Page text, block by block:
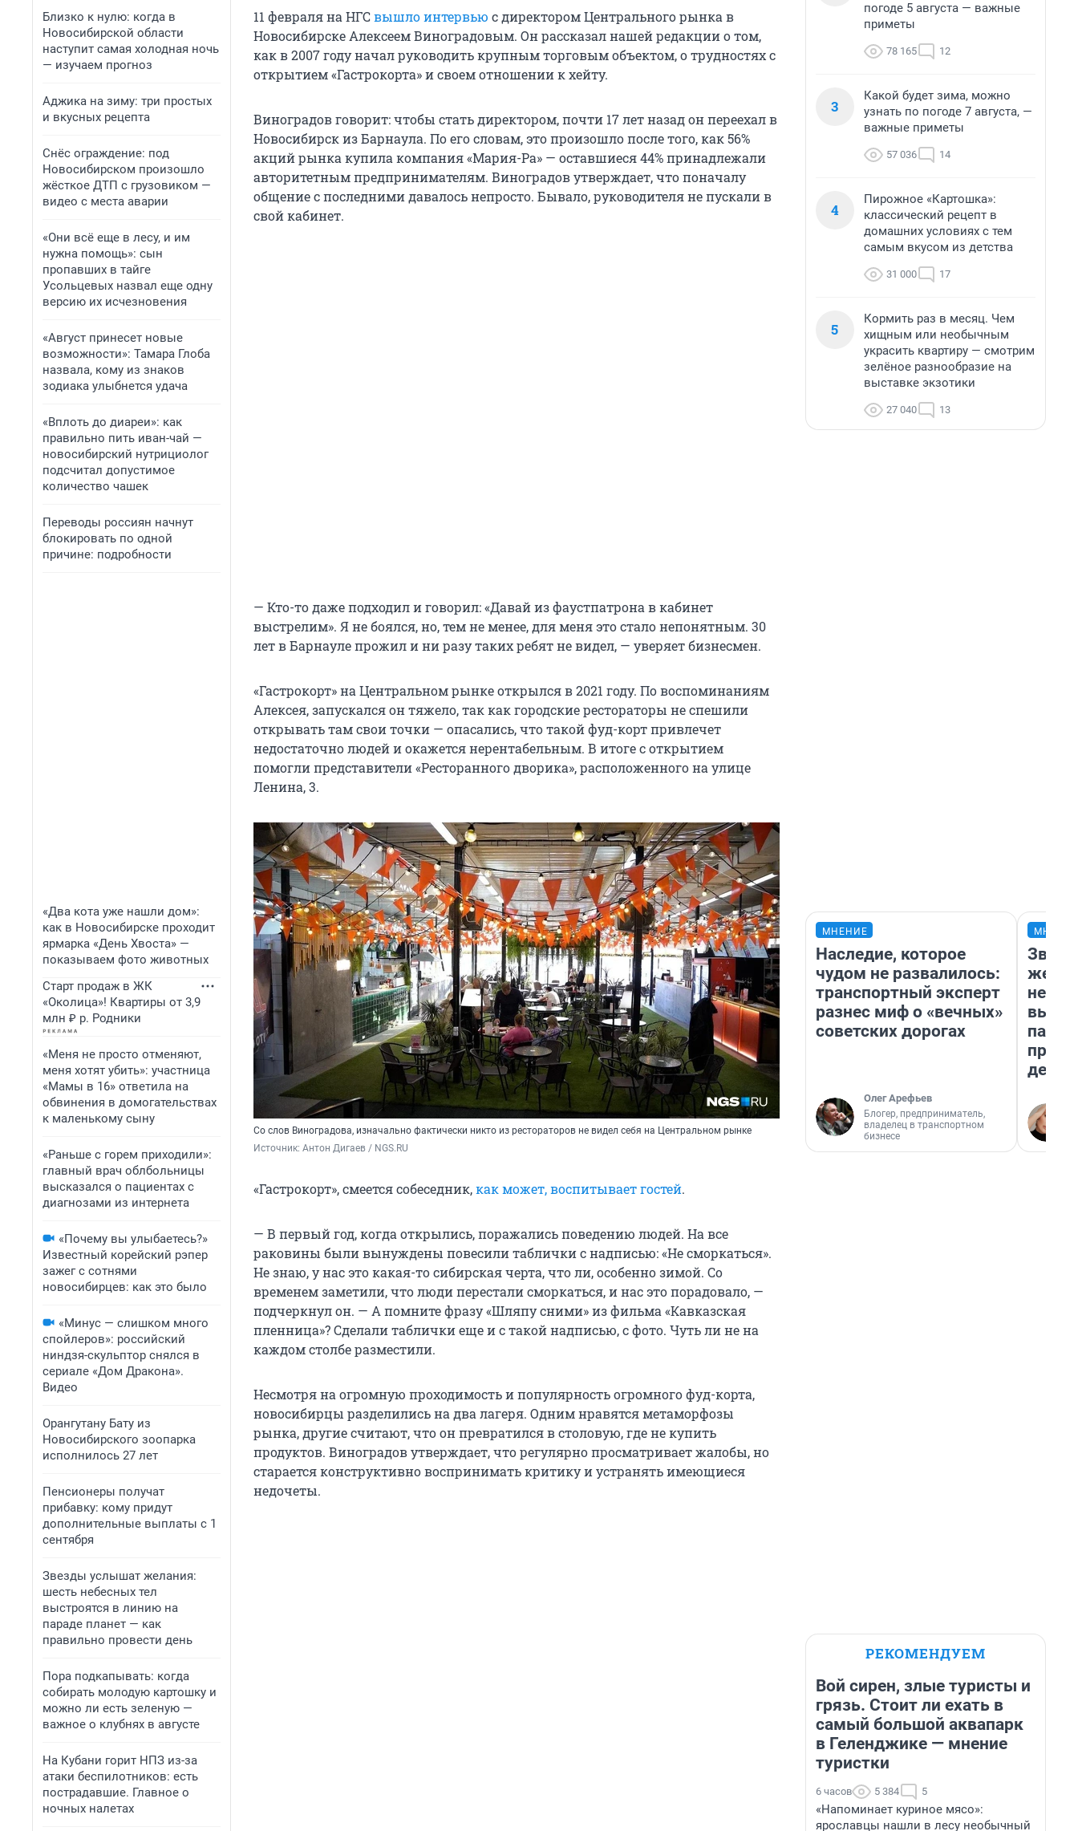
Близко к нулю: когда в
Новосибирской области
наступит самая холодная ночь
— изучаем прогноз
Аджика на зиму: три простых
и вкусных рецепта
Снёс ограждение: под
Новосибирском произошло
жёсткое ДТП с грузовиком —
видео с места аварии
«Они всё еще в лесу, и им
нужна помощь»: сын
пропавших в тайге
Усольцевых назвал еще одну
версию их исчезновения
«Август принесет новые
возможности»: Тамара Глоба
назвала, кому из знаков
зодиака улыбнется удача
«Вплоть до диареи»: как
правильно пить иван-чай —
новосибирский нутрициолог
подсчитал допустимое
количество чашек
Переводы россиян начнут
блокировать по одной
причине: подробности
«Два кота уже нашли дом»:
как в Новосибирске проходит
ярмарка «День Хвоста» —
показываем фото животных
Старт продаж в ЖК
«Околица»! Квартиры от 3,9
млн ₽ р. Родники
«Меня не просто отменяют,
меня хотят убить»: участница
«Мамы в 16» ответила на
обвинения в домогательствах
к маленькому сыну
«Раньше с горем приходили»:
главный врач облбольницы
высказался о пациентах с
диагнозами из интернета
«Почему вы улыбаетесь?»
Известный корейский рэпер
зажег с сотнями
новосибирцев: как это было
«Минус — слишком много
спойлеров»: российский
ниндзя-скульптор снялся в
сериале «Дом Дракона».
Видео
Орангутану Бату из
Новосибирского зоопарка
исполнилось 27 лет
Пенсионеры получат
прибавку: кому придут
дополнительные выплаты с 1
сентября
Звезды услышат желания:
шесть небесных тел
выстроятся в линию на
параде планет — как
правильно провести день
Пора подкапывать: когда
собирать молодую картошку и
можно ли есть зеленую —
важное о клубнях в августе
На Кубани горит НПЗ из-за
атаки беспилотников: есть
пострадавшие. Главное о
ночных налетах
11 февраля на НГСвышло интервью с директором Центрального рынка в
Новосибирске Алексеем Виноградовым. Он рассказал нашей редакции о том,
как в 2007 году начал руководить крупным торговым объектом, о трудностях с
открытием «Гастрокорта» и своем отношении к хейту.
Виноградов говорит: чтобы стать директором, почти 17 лет назад он переехал в
Новосибирск из Барнаула. По его словам, это произошло после того, как 56%
акций рынка купила компания «Мария-Ра» — оставшиеся 44% принадлежали
авторитетным предпринимателям. Виноградов утверждает, что поначалу
общение с последними давалось непросто. Бывало, руководителя не пускали в
свой кабинет.
— Кто-то даже подходил и говорил: «Давай из фаустпатрона в кабинет
выстрелим». Я не боялся, но, тем не менее, для меня это стало непонятным. 30
лет в Барнауле прожил и ни разу таких ребят не видел, — уверяет бизнесмен.
«Гастрокорт» на Центральном рынке открылся в 2021 году. По воспоминаниям
Алексея, запускался он тяжело, так как городские рестораторы не спешили
открывать там свои точки — опасались, что такой фуд-корт привлечет
недостаточно людей и окажется нерентабельным. В итоге с открытием
помогли представители «Ресторанного дворика», расположенного на улице
Ленина, 3.
Со слов Виноградова, изначально фактически никто из рестораторов не видел себя на Центральном рынке
Источник: Антон Дигаев / NGS.RU
«Гастрокорт», смеется собеседник,как может, воспитывает гостей.
— В первый год, когда открылись, поражались поведению людей. На все
раковины были вынуждены повесили таблички с надписью: «Не сморкаться».
Не знаю, у нас это какая-то сибирская черта, что ли, особенно зимой. Со
временем заметили, что люди перестали сморкаться, и нас это порадовало, —
подчеркнул он. — А помните фразу «Шляпу сними» из фильма «Кавказская
пленница»? Сделали таблички еще и с такой надписью, с фото. Чуть ли не на
каждом столбе разместили.
Несмотря на огромную проходимость и популярность огромного фуд-корта,
новосибирцы разделились на два лагеря. Одним нравятся метаморфозы
рынка, другие считают, что он превратился в столовую, где не купить
продуктов. Виноградов утверждает, что регулярно просматривает жалобы, но
старается конструктивно воспринимать критику и устранять имеющиеся
недочеты.
погоде 5 августа — важные
приметы
78 165 12
3
Какой будет зима, можно
узнать по погоде 7 августа, —
важные приметы
57 036 14
4
Пирожное «Картошка»:
классический рецепт в
домашних условиях с тем
самым вкусом из детства
31 000 17
5
Кормить раз в месяц. Чем
хищным или необычным
украсить квартиру — смотрим
зелёное разнообразие на
выставке экзотики
27 040 13
МНЕНИЕ
Наследие, которое
чудом не развалилось:
транспортный эксперт
разнес миф о «вечных»
советских дорогах
Олег Арефьев
Блогер, предприниматель,
владелец в транспортном
бизнесе
день
РЕКОМЕНДУЕМ
Вой сирен, злые туристы и
грязь. Стоит ли ехать в
самый большой аквапарк
в Геленджике — мнение
туристки
6 часов 5 384 5
«Напоминает куриное мясо»:
ярославцы нашли в лесу необычный